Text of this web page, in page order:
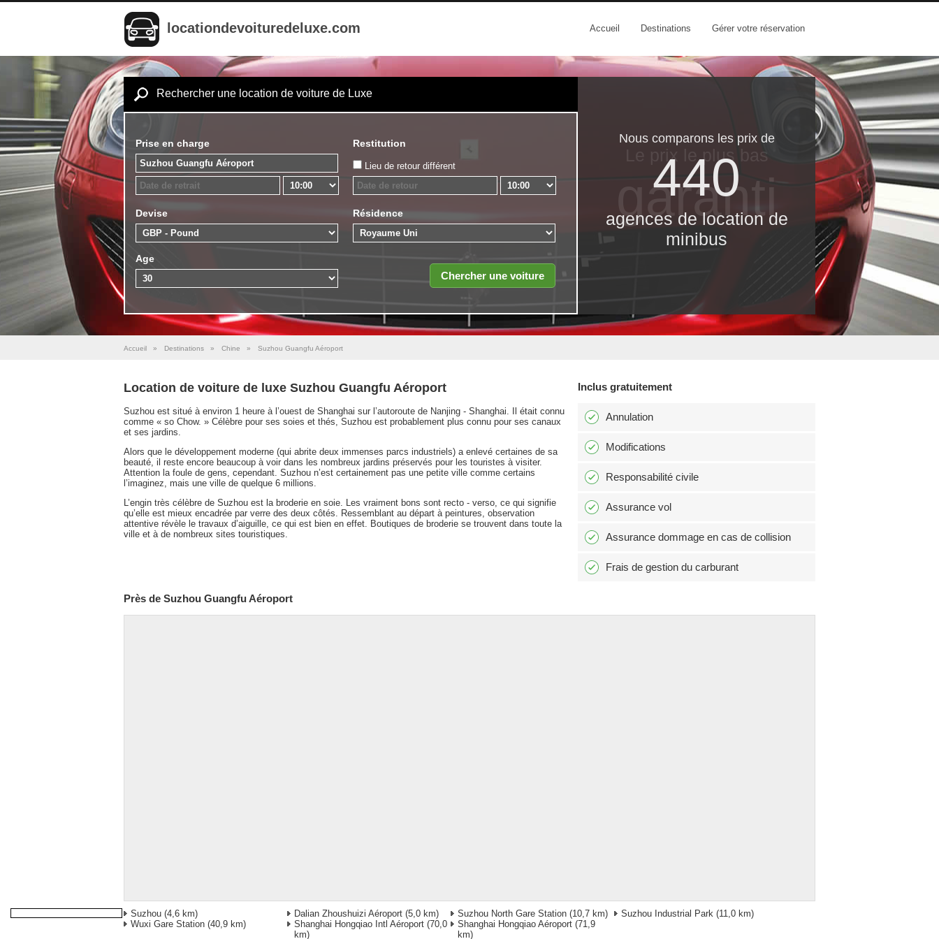
locationdevoituredeluxe.com Accueil Destinations Gérer votre réservation
Rechercher une location de voiture de Luxe
Prise en charge Restitution
Lieu de retour différent
Devise Résidence
Age
Nous comparons les prix de
440
agences de location de
minibus
Le prix le​ plus bas
garanti
Accueil » Destinations » Chine » Suzhou Guangfu Aéroport
Location de voiture de luxe Suzhou Guangfu Aéroport
Suzhou est situé à environ 1 heure à l’ouest de Shanghai sur l’autoroute de Nanjing - Shanghai. Il était connu
comme « so Chow. » Célèbre pour ses soies et thés, Suzhou est probablement plus connu pour ses canaux
et ses jardins.
Alors que le développement moderne (qui abrite deux immenses parcs industriels) a enlevé certaines de sa
beauté, il reste encore beaucoup à voir dans les nombreux jardins préservés pour les touristes à visiter.
Attention la foule de gens, cependant. Suzhou n’est certainement pas une petite ville comme certains
l’imaginez, mais une ville de quelque 6 millions.
L’engin très célèbre de Suzhou est la broderie en soie. Les vraiment bons sont recto - verso, ce qui signifie
qu’elle est mieux encadrée par verre des deux côtés. Ressemblant au départ à peintures, observation
attentive révèle le travaux d’aiguille, ce qui est bien en effet. Boutiques de broderie se trouvent dans toute la
ville et à de nombreux sites touristiques.
Inclus gratuitement
Annulation
Modifications
Responsabilité civile
Assurance vol
Assurance dommage en cas de collision
Frais de gestion du carburant
Près de Suzhou Guangfu Aéroport
Suzhou (4,6 km) Dalian Zhoushuizi Aéroport (5,0 km) Suzhou North Gare Station (10,7 km) Suzhou Industrial Park (11,0 km)
Wuxi Gare Station (40,9 km) Shanghai Hongqiao Intl Aéroport (70,0
km)
Shanghai Hongqiao Aéroport (71,9
km)